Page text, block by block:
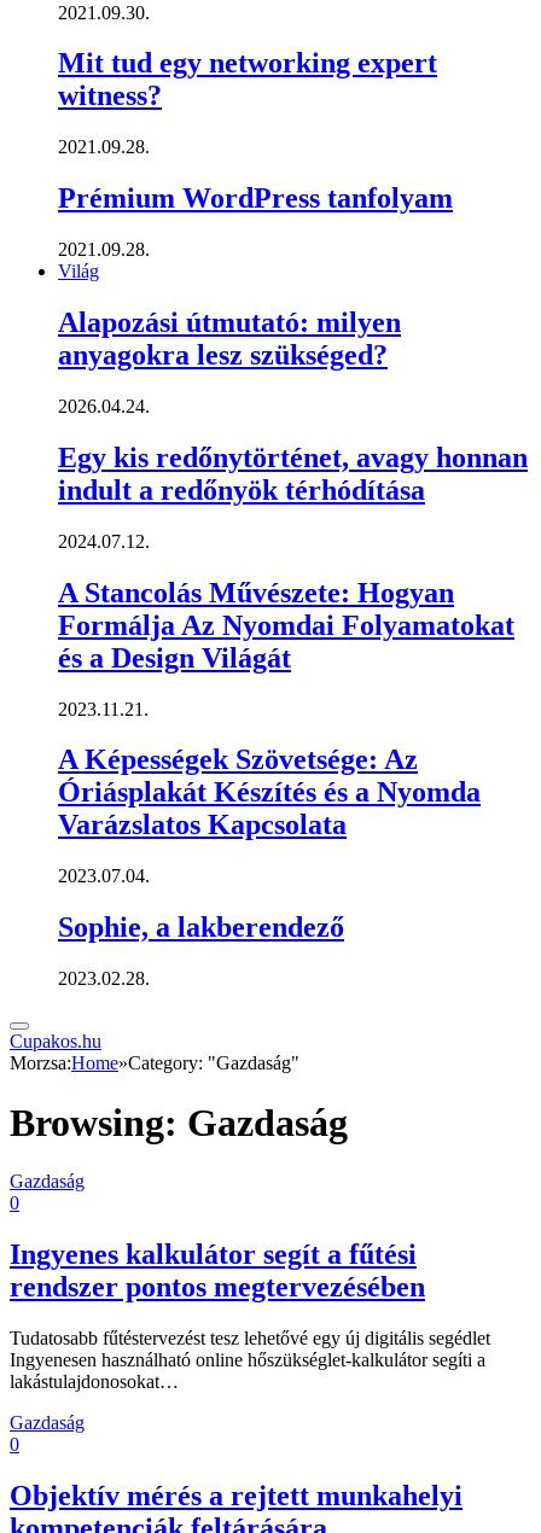
2021.09.30.
Mit tud egy networking expert
witness?
2021.09.28.
Prémium WordPress tanfolyam
2021.09.28.
Világ
Alapozási útmutató: milyen
anyagokra lesz szükséged?
2026.04.24.
Egy kis redőnytörténet, avagy honnan
indult a redőnyök térhódítása
2024.07.12.
A Stancolás Művészete: Hogyan
Formálja Az Nyomdai Folyamatokat
és a Design Világát
2023.11.21.
A Képességek Szövetsége: Az
Óriásplakát Készítés és a Nyomda
Varázslatos Kapcsolata
2023.07.04.
Sophie, a lakberendező
2023.02.28.
Cupakos.hu
Morzsa:Home»Category: "Gazdaság"
Browsing: Gazdaság
Gazdaság
0
Ingyenes kalkulátor segít a fűtési
rendszer pontos megtervezésében
Tudatosabb fűtéstervezést tesz lehetővé egy új digitális segédlet
Ingyenesen használható online hőszükséglet-kalkulátor segíti a
lakástulajdonosokat…
Gazdaság
0
Objektív mérés a rejtett munkahelyi